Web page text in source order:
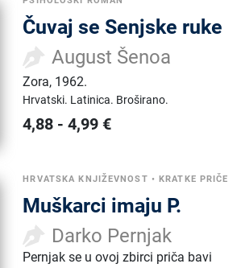
Čuvaj se Senjske ruke
August Šenoa
Zora, 1962.
Hrvatski. Latinica. Broširano.
4,88 -4,99 €
HRVATSKA KNJIŽEVNOST • KRATKE PRIČE
Muškarci imaju P.
Darko Pernjak
Pernjak se u ovoj zbirci priča bavi